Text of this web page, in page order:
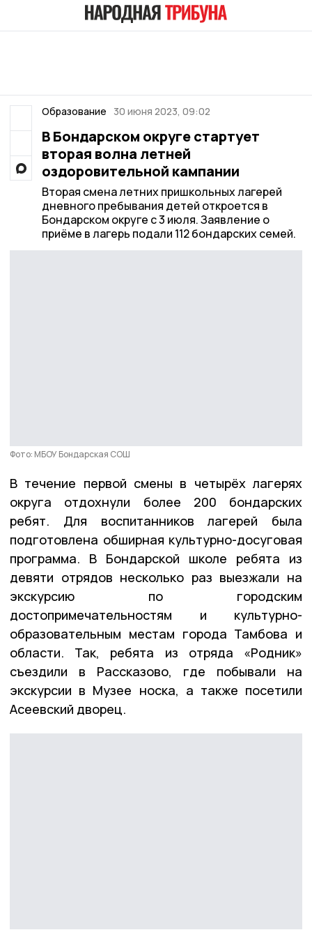
Образование 30 июня 2023, 09:02
В Бондарском округе стартует
вторая волна летней
оздоровительной кампании
Вторая смена летних пришкольных лагерей
дневного пребывания детей откроется в
Бондарском округе с 3 июля. Заявление о
приёме в лагерь подали 112 бондарских семей.
Фото: МБОУ Бондарская СОШ
В течение первой смены в четырёх лагерях
округа отдохнули более 200 бондарских
ребят. Для воспитанников лагерей была
подготовлена обширная культурно-досуговая
программа. В Бондарской школе ребята из
девяти отрядов несколько раз выезжали на
экскурсию по городским
достопримечательностям и культурно-
образовательным местам города Тамбова и
области. Так, ребята из отряда «Родник»
съездили в Рассказово, где побывали на
экскурсии в Музее носка, а также посетили
Асеевский дворец.